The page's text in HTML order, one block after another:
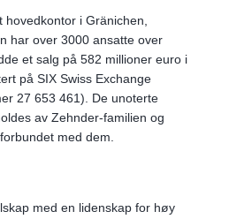
hovedkontor i Gränichen,
har over 3000 ansatte over
et salg på 582 millioner euro i
på SIX Swiss Exchange
27 653 461). De unoterte
av Zehnder-familien og
med dem.
med en lidenskap for høy